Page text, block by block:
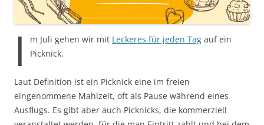
I m Juli gehen wir mit Leckeres für jeden Tag auf ein
Picknick.
Laut Definition ist ein Picknick eine im freien
eingenommene Mahlzeit, oft als Pause während eines
Ausflugs. Es gibt aber auch Picknicks, die kommerziell